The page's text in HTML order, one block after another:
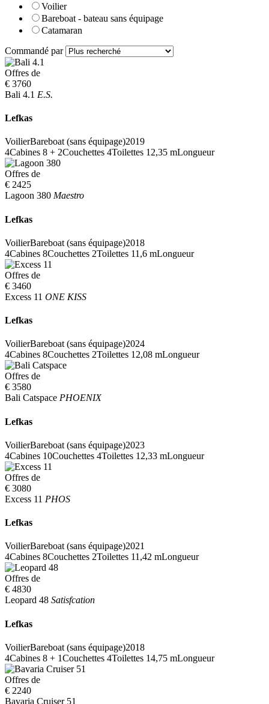
Voilier
Bareboat - bateau sans équipage
Catamaran
Commandé par
Offres de
€ 3760
Bali 4.1 E.S.
Lefkas
VoilierBareboat (sans équipage)2019
4Cabines 8 + 2Couchettes 4Toilettes 12,35 mLongueur
Offres de
€ 2425
Lagoon 380 Maestro
Lefkas
VoilierBareboat (sans équipage)2018
4Cabines 8Couchettes 2Toilettes 11,6 mLongueur
Offres de
€ 3460
Excess 11 ONE KISS
Lefkas
VoilierBareboat (sans équipage)2024
4Cabines 8Couchettes 2Toilettes 12,08 mLongueur
Offres de
€ 3580
Bali Catspace PHOENIX
Lefkas
VoilierBareboat (sans équipage)2023
4Cabines 10Couchettes 4Toilettes 12,33 mLongueur
Offres de
€ 3080
Excess 11 PHOS
Lefkas
VoilierBareboat (sans équipage)2021
4Cabines 8Couchettes 2Toilettes 11,42 mLongueur
Offres de
€ 4830
Leopard 48 Satisfcation
Lefkas
VoilierBareboat (sans équipage)2018
4Cabines 8 + 1Couchettes 4Toilettes 14,75 mLongueur
Offres de
€ 2240
Bavaria Cruiser 51